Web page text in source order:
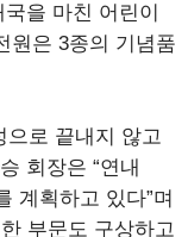
을 마친 어린이
원은 3종의 기념품
으로 끝내지 않고
회장은 “연내
계획하고 있다”며
부문도 구상하고